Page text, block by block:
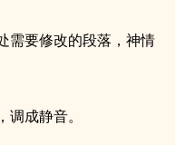
需要修改的段落，神情
成静音。